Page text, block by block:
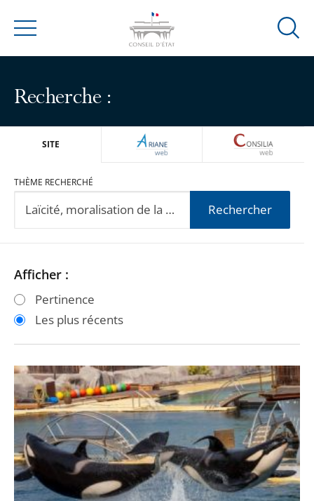
Menu
Ouvrir
Recherche :
SITE ARIANEWEB
THÈME RECHERCHÉ
Rechercher
Passer
les
filtres
après
Passer
les
filtres
avant
Afficher :
Pertinence
Les plus récents
Cétacés
en
captivité
la
législation
actuelle